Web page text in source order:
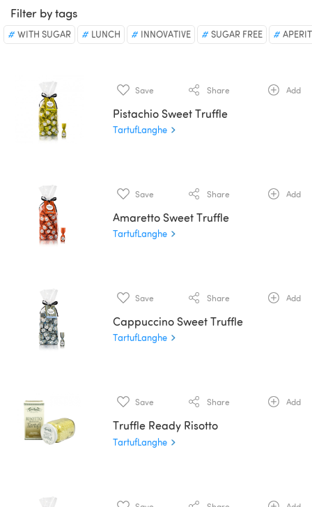
Filter by tags
WITH SUGAR LUNCH INNOVATIVE SUGAR FREE
Save Share Add
Pistachio Sweet Truffle
TartufLanghe
Save Share Add
Amaretto Sweet Truffle
TartufLanghe
Save Share Add
Cappuccino Sweet Truffle
TartufLanghe
Save Share Add
Truffle Ready Risotto
TartufLanghe